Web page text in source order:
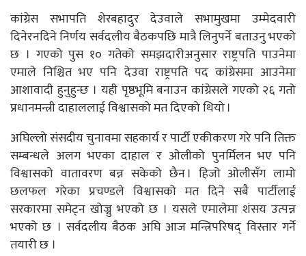
कांग्रेस सभापति शेरबहादुर देउवाले सभामुखमा उम्मेदवारी
दिनेरनदिने निर्णय सर्वदलीय बैठकपछि मात्रै लिनुपर्ने बताउनु भएको
छ । गएको पुस १० गतेको समझदारीअनुसार राष्ट्रपति पाउनेमा
एमाले निश्चित भए पनि देउवा राष्ट्रपति पद कांग्रेसमा आउनेमा
आशावादी हुनुहुन्छ । यही पृष्ठभूमि बनाउन कांग्रेसले गएको २६ गतो
प्रधानमन्त्री दाहाललाई विश्वासको मत दिएको थियो ।
अघिल्लो संसदीय चुनावमा सहकार्य र पार्टी एकीकरण गरे पनि तिक्त
सम्बन्धले अलग भएका दाहाल र ओलीको पुनर्मिलन भए पनि
विश्वासको वातावरण बन्न सकेको छैन । हिजो ओलीसँग लामो
छलफल गरेका प्रचण्डले विश्वासको मत दिने सबै पार्टीलाई
सरकारमा समेट्न खोज्नु भएको छ । यसले एमालेमा शंसय उत्पन्न
भएको छ । सर्वदलीय बैठक अघि आज मन्त्रिपरिषद् विस्तार गर्ने
तयारी छ ।